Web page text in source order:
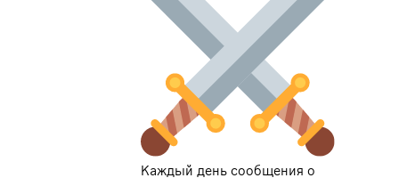
Каждый день сообщения о